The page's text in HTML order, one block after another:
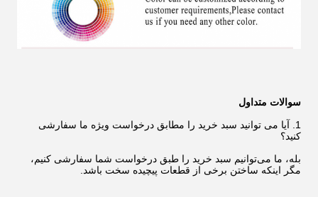
سوالات متداول
1. آیا می توانید سبد خرید را مطابق درخواست ویژه ما سفارشی
کنید؟
بله، ما می‌توانیم سبد خرید را طبق درخواست شما سفارشی کنیم،
مگر اینکه ساختن برخی از قطعات پیچیده سخت باشد.